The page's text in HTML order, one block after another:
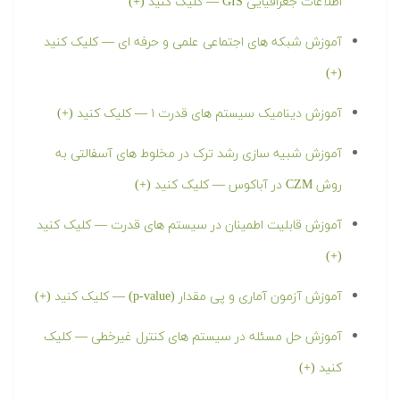
آموزش شبکه های اجتماعی علمی و حرفه ای — کلیک کنید
(+)
آموزش دینامیک سیستم های قدرت ۱ — کلیک کنید (+)
آموزش شبیه سازی رشد ترک در مخلوط های آسفالتی به
روش CZM در آباکوس — کلیک کنید (+)
آموزش قابلیت اطمینان در سیستم های قدرت — کلیک کنید
(+)
آموزش آزمون آماری و پی مقدار (p-value) — کلیک کنید (+)
آموزش حل مسئله در سیستم های کنترل غیرخطی — کلیک
کنید (+)